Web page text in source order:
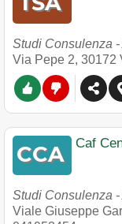
Studi Consulenza
Via Pepe 2, 30172
Caf
Studi Consulenza
Viale Giuseppe